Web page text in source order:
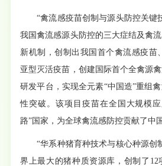
“禽流感疫苗创制与源头防控关键
我国禽流感源头防控的三大症结及禽
新机制，创制出我国首个禽流感疫苗
亚型灭活疫苗，创建国际首个全禽源
研发平台，实现全元素“中国造”重组
性突破。该项目疫苗在全国大规模
路”国家，为全球禽流感防控贡献了中
“华系种猪育种技术与核心种源创
界上最大的猪种质资源库，创制了